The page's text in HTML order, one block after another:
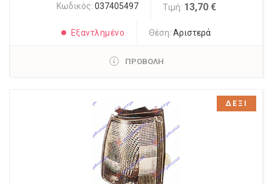
Κωδικός: 037405497 Τιμή: 13,70 €
Εξαντλημένο Θέση:Αριστερά
ΠΡΟΒΟΛΗ
ΔΕΞΙ